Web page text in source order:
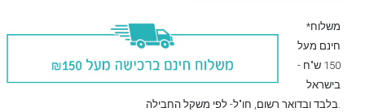
*משלוח
חינם מעל
150 ש"ח -
בישראל
בלבדובדואר רשום , חו"ל- לפי משקל החבילה.